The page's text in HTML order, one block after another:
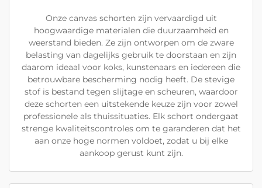
Onze canvas schorten zijn vervaardigd uit
hoogwaardige materialen die duurzaamheid en
weerstand bieden. Ze zijn ontworpen om de zware
belasting van dagelijks gebruik te doorstaan en zijn
daarom ideaal voor koks, kunstenaars en iedereen die
betrouwbare bescherming nodig heeft. De stevige
stof is bestand tegen slijtage en scheuren, waardoor
deze schorten een uitstekende keuze zijn voor zowel
professionele als thuissituaties. Elk schort ondergaat
strenge kwaliteitscontroles om te garanderen dat het
aan onze hoge normen voldoet, zodat u bij elke
aankoop gerust kunt zijn.